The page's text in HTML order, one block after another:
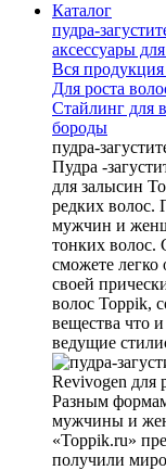
Каталог
пудра-
аксеcсуары
Вся
Для роста
Стайлинг для
бороды
пудра-
Пудра -
для залысин
редких волос.
мужчин и
тонких
сможете легко
своей
волос Toppik,
вещества что
ведущие
Revivogen для
Разным
мужчины и
«Toppik.ru»
получили